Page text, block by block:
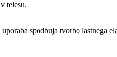
telesu.
spodbuja tvorbo lastnega